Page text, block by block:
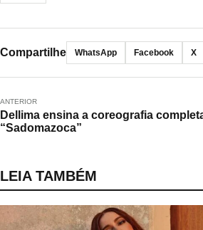
Compartilhe WhatsApp Facebook X
ANTERIOR
Dellima ensina a coreografia
“Sadomazoca”
LEIA TAMBÉM